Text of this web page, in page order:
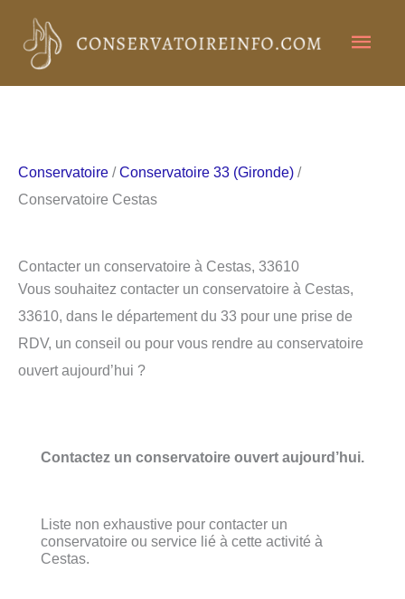
contenu
Conservatoire /Conservatoire 33 (Gironde) /
Conservatoire Cestas
Contacter un conservatoire à Cestas, 33610
Vous souhaitez contacter un conservatoire à Cestas,
33610, dans le département du 33 pour une prise de
RDV, un conseil ou pour vous rendre au conservatoire
ouvert aujourd’hui ?
Contactez un conservatoire ouvert aujourd’hui.
Liste non exhaustive pour contacter un
conservatoire ou service lié à cette activité à
Cestas.